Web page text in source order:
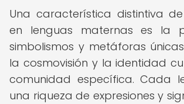
Una característica distintiva
en lenguas maternas es la
simbolismos y metáforas
la cosmovisión y la identidad
comunidad específica. Cada
una riqueza de expresiones y